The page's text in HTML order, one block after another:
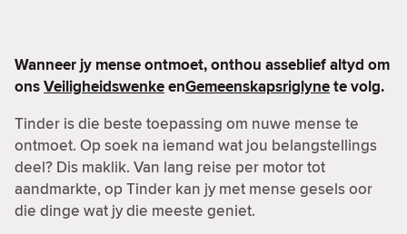
Wanneer jy mense ontmoet, onthou asseblief altyd om
onsVeiligheidswenkeenGemeenskapsriglynete volg.
Tinder is die beste toepassing om nuwe mense te
ontmoet. Op soek na iemand wat jou belangstellings
deel? Dis maklik. Van lang reise per motor tot
aandmarkte, op Tinder kan jy met mense gesels oor
die dinge wat jy die meeste geniet.